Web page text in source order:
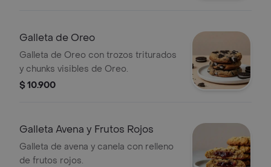
Galleta de Oreo
Galleta de Oreo con trozos triturados
y chunks visibles de Oreo.
$ 10.900
Galleta Avena y Frutos Rojos
Galleta de avena y canela con relleno
de frutos rojos.